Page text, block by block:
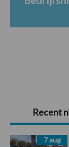
Primaire
Sidebar
Recent
7 aug